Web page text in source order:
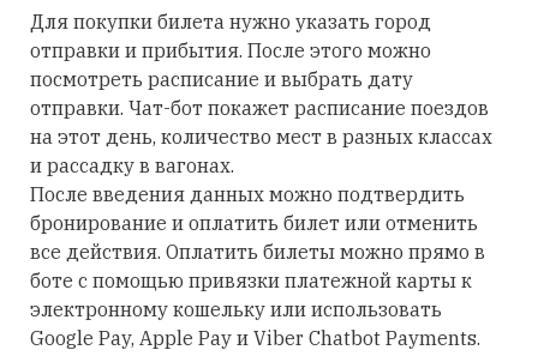
Для покупки билета нужно указать город
отправки и прибытия. После этого можно
посмотреть расписание и выбрать дату
отправки. Чат-бот покажет расписание поездов
на этот день, количество мест в разных классах
и рассадку в вагонах.
После введения данных можно подтвердить
бронирование и оплатить билет или отменить
все действия. Оплатить билеты можно прямо в
боте с помощью привязки платежной карты к
электронному кошельку или использовать
Google Pay, Apple Pay и Viber Chatbot Payments.